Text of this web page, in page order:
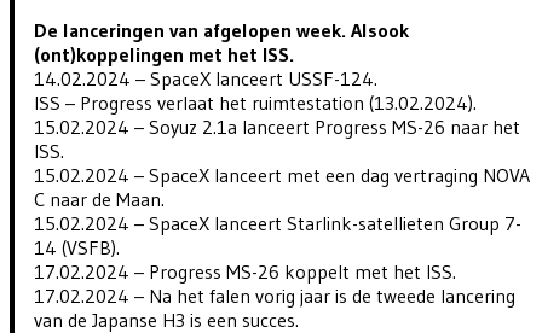
De lanceringen van afgelopen week. Alsook
(ont)koppelingen met het ISS.
14.02.2024 – SpaceX lanceert USSF-124.
ISS – Progress verlaat het ruimtestation (13.02.2024).
15.02.2024 – Soyuz 2.1a lanceert Progress MS-26 naar het
ISS.
15.02.2024 – SpaceX lanceert met een dag vertraging NOVA
C naar de Maan.
15.02.2024 – SpaceX lanceert Starlink-satellieten Group 7-
14 (VSFB).
17.02.2024 – Progress MS-26 koppelt met het ISS.
17.02.2024 – Na het falen vorig jaar is de tweede lancering
van de Japanse H3 is een succes.